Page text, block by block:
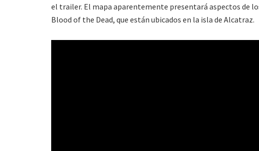
el trailer. El mapa aparentemente presentará aspectos de
Blood of the Dead, que están ubicados en la isla de Alcatraz.